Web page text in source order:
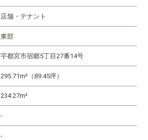
店舗・テナント
東部
宇都宮市宿郷5丁目27番14号
295.71m²（89.45坪）
234.27m²
-
-